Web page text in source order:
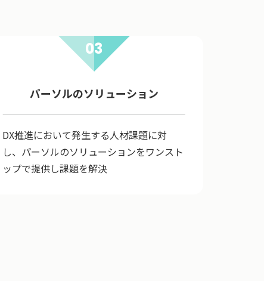
03
パーソルのソリューション
DX推進において発生する人材課題に対
し、パーソルのソリューションをワンスト
ップで提供し課題を解決